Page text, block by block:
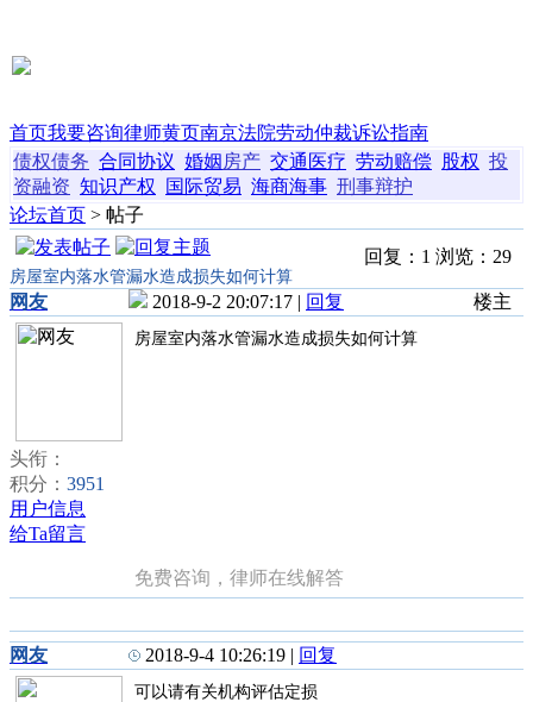
首页我要咨询律师黄页南京法院劳动仲裁诉讼指南
债权债务 合同协议 婚姻房产 交通 医疗 劳动赔偿 股权 投
资融资 知识产权 国际贸易 海商海事 刑事辩护
论坛首页 > 帖子
回复：1 浏览：29
房屋室内落水管漏水造成损失如何计算
网友
头衔：
积分： 3951
用户信息
给Ta留言
楼主
2018-9-2 20:07:17 | 回复
房屋室内落水管漏水造成损失如何计算
免费咨询，律师在线解答
网友 2018-9-4 10:26:19 | 回复
可以请有关机构评估定损